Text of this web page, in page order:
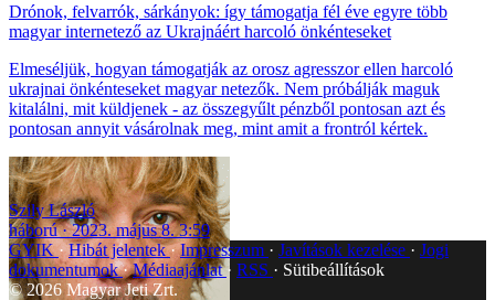
Drónok, felvarrók, sárkányok: így támogatja fél éve egyre több
magyar internetező az Ukrajnáért harcoló önkénteseket
Elmeséljük, hogyan támogatják az orosz agresszor ellen harcoló
ukrajnai önkénteseket magyar netezők. Nem próbálják maguk
kitalálni, mit küldjenek - az összegyűlt pénzből pontosan azt és
pontosan annyit vásárolnak meg, mint amit a frontról kértek.
Szily László
háború
2023. május 8. 3:59
GYIK Hibát jelentek Impresszum Javítások kezelése
Jogi
dokumentumok Médiaajánlat RSS
Sütibeállítások
©2026Magyar Jeti Zrt.